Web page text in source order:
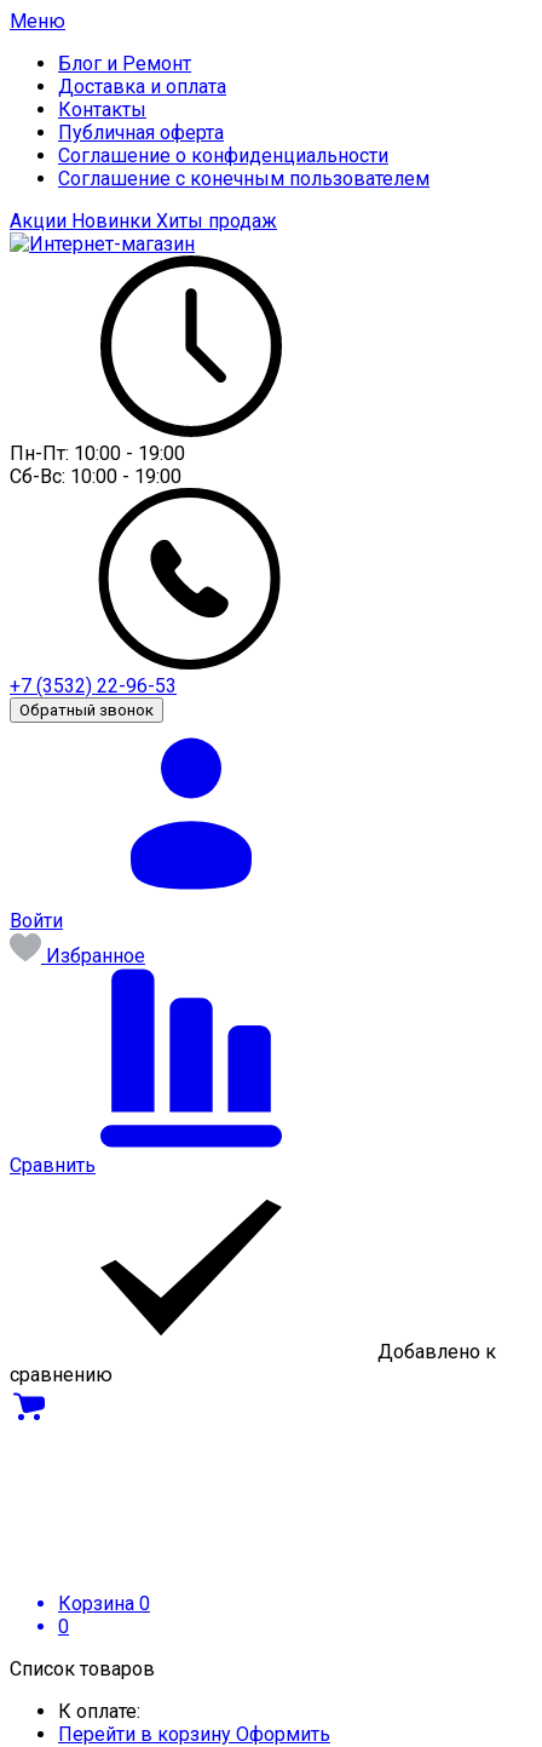
Меню
Блог и Ремонт
Доставка и оплата
Контакты
Публичная оферта
Соглашение о конфиденциальности
Соглашение с конечным пользователем
Акции Новинки Хиты продаж
Пн-Пт: 10:00 - 19:00
Сб-Вс: 10:00 - 19:00
+7 (3532) 22-96-53
Обратный звонок
Войти
Избранное
Сравнить
Добавлено к
сравнению
Корзина 0
0
Список товаров
К оплате:
Перейти в корзину Оформить